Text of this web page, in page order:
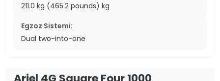
211.0 kg (465.2 pounds) kg
Egzoz Sistemi:
Dual two-into-one